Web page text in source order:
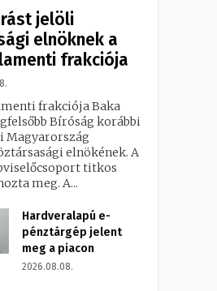
jelöli
elnöknek a
frakciója
frakciója Baka
Bíróság korábbi
Magyarország
elnökének. A
titkos
meg. A...
Hardveralapú e-
pénztárgép jelent
meg a piacon
2026.08.08.